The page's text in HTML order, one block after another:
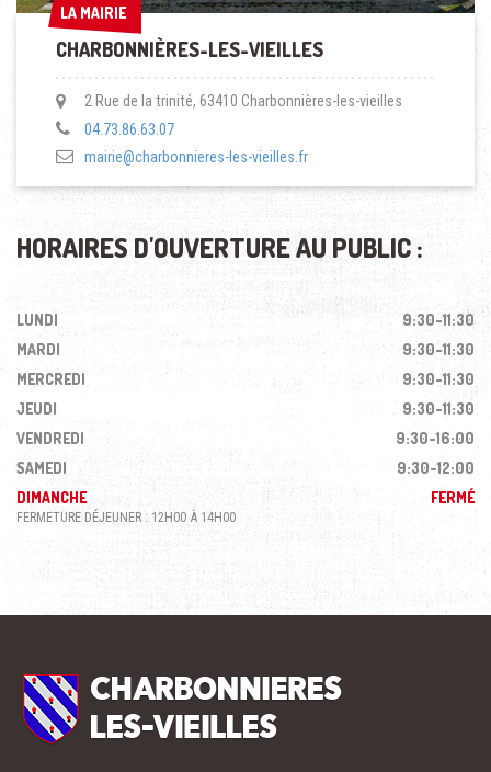
LA MAIRIE
LA MAIRIE
CHARBONNIÈRES-LES-VIEILLES
2 Rue de la trinité, 63410 Charbonnières-les-vieilles
04.73.86.63.07
mairie@charbonnieres-les-vieilles.fr
HORAIRES D'OUVERTURE AU PUBLIC :
LUNDI
9:30-11:30
MARDI
9:30-11:30
MERCREDI
9:30-11:30
JEUDI
9:30-11:30
VENDREDI
9:30-16:00
SAMEDI
9:30-12:00
DIMANCHE
FERMÉ
FERMETURE DÉJEUNER : 12H00 À 14H00